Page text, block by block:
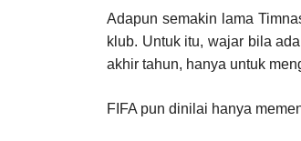
Adapun semakin lama
klub. Untuk itu, wajar bila
akhir tahun, hanya untuk
FIFA pun dinilai hanya